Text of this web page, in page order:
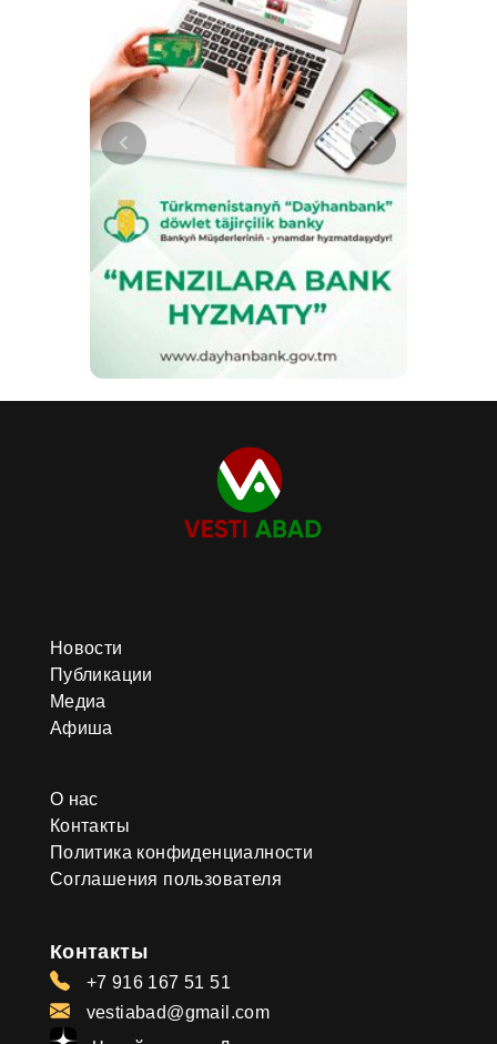
Новости
Публикации
Медиа
Афиша
О нас
Контакты
Политика конфиденциалности
Соглашения пользователя
Контакты
+7 916 167 51 51
vestiabad@gmail.com